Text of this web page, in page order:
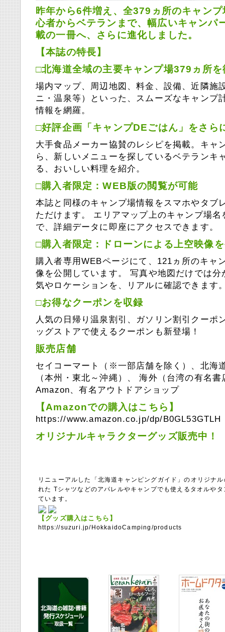
昨年から6件増え、全379ヵ所のキャン
心者からベテランまで、幅広いキャンパ
載の一冊へ、さらに進化しました。
【本誌の特長】
□北海道全域の主要キャンプ場379ヵ所を
場内マップ、周辺地図、料金、設備、近隣施
ニ・温泉等）といった、スムーズなキャンプ
情報を網羅。
□好評企画「キャンプDEごはん」をさら
大手食品メーカー協賛のレシピを掲載。キャ
ら、新しいメニューを探しているベテランキ
る、おいしい料理を紹介。
□購入者限定：WEB版の閲覧が可能
本誌と同様のキャンプ場情報をスマホやタブ
ただけます。 エリアマップ上のキャンプ場
で、詳細データに即座にアクセスできます。
□購入者限定：ドローンによる上空映像
購入者専用WEBページにて、121ヵ所のキャ
像を公開しています。 写真や地図だけでは
気やロケーションを、リアルに確認できます
□お得なクーポンを収録
人気の日帰り温泉割引、ガソリン割引クーポ
ッグストアで使えるクーポンも新登場！
販売店舗
セイコーマート（※一部店舗を除く）、北海
（本州・東北～沖縄）、 海外（台湾の有名
Amazon、有名アウトドアショップ
【Amazonでの購入はこちら】
https://www.amazon.co.jp/dp/B0GL53GTLH
オリジナルキャラクターグッズ販売中！
リニューアルした「北海道キャンピングガイド」のオリジナ
れた Tシャツなどのアパレルやキャンプでも使えるタオルや
ています。
【グッズ購入はこちら】
https://suzuri.jp/HokkaidoCamping/products